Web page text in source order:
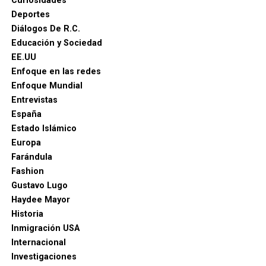
Deportes
Diálogos De R.C.
Educación y Sociedad
EE.UU
Enfoque en las redes
Enfoque Mundial
Entrevistas
España
Estado Islámico
Europa
Farándula
Fashion
Gustavo Lugo
Haydee Mayor
Historia
Inmigración USA
Internacional
Investigaciones